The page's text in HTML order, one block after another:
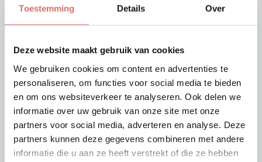
Toestemming Details Over
Deze website maakt gebruik van cookies
We gebruiken cookies om content en advertenties te
personaliseren, om functies voor social media te bieden
en om ons websiteverkeer te analyseren. Ook delen we
informatie over uw gebruik van onze site met onze
partners voor social media, adverteren en analyse. Deze
partners kunnen deze gegevens combineren met andere
informatie die u aan ze heeft verstrekt of die ze hebben
PREVENTIEF EN CORRECTIEF
monteurs snel ter plaatse zijn. Indien gewenst
zodat bedrijfskritische installaties de
aandacht krijgen die ze verdienen. Om
storingen te voorkomen, voeren we graag
preventief onderhoud uit. Dankzij een